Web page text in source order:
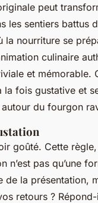
peut
les sentiers battus
nourriture se
culinaire
et mémorable.
fois gustative et
du fourgon
goûté. Cette
pas qu’une
la présentation,
retours ?